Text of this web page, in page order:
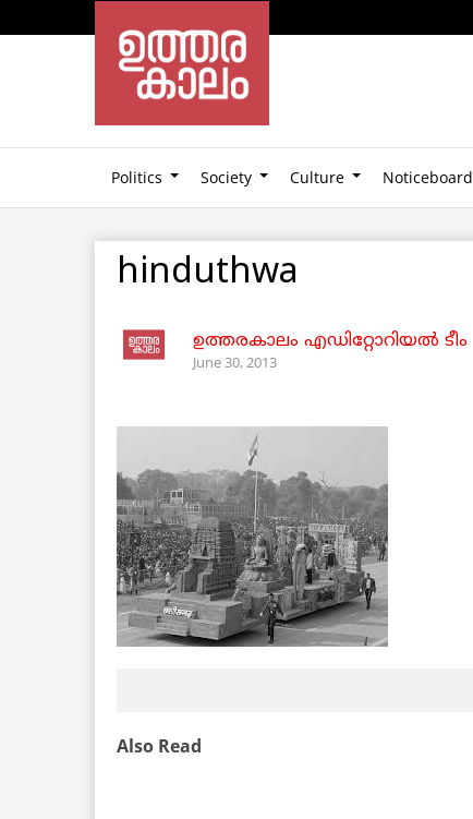
Politics Society Culture Noticeboard
hinduthwa
ഉത്തരകാലം എഡിറ്റോറിയല്‍ ടീം
June 30, 2013
Also Read